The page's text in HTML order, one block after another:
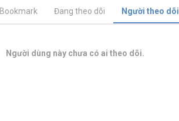
Bookmark Đang theo dõi Người theo dõi
Người dùng này chưa có ai theo dõi.